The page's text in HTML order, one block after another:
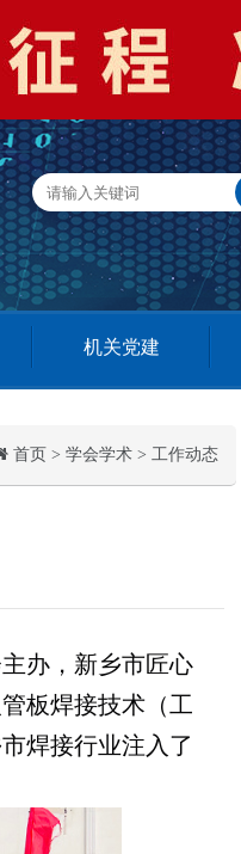
机关党建
首页 > 学会学术 > 工作动态
办，新乡市匠心
板焊接技术（工
焊接行业注入了